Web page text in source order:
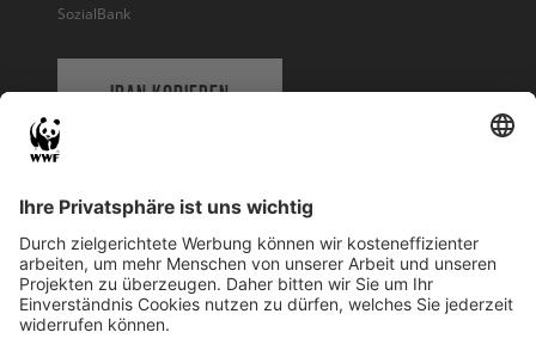
SozialBank
IBAN KOPIEREN
WWF Deutschland
Reinhardtstr. 18
10117 Berlin